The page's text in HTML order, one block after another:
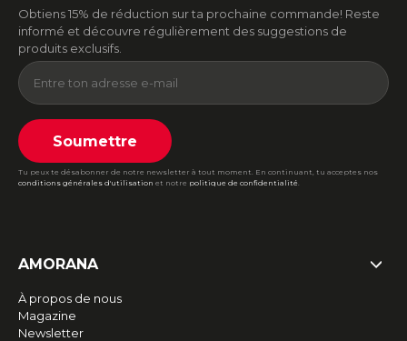
Obtiens 15% de réduction sur ta prochaine commande! Reste
informé et découvre régulièrement des suggestions de
produits exclusifs.
Soumettre
Tu peux te désabonner de notre newsletter à tout moment. En continuant, tu acceptes nos
conditions générales d'utilisation et notre politique de confidentialité.
AMORANA
À propos de nous
Magazine
Newsletter